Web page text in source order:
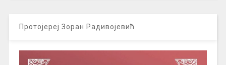
Протојереј Зоран Радивојевић